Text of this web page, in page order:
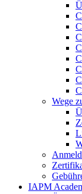
Wege
IAPM